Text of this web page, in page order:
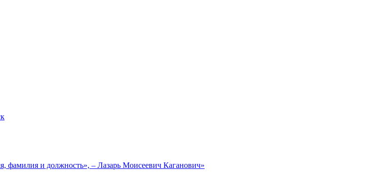
и должность», – Лазарь Моисеевич Каганович»